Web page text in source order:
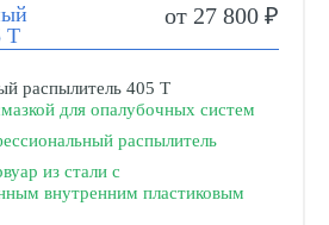
Т
от 27 800 ₽
для опалубочных систем
распылитель
из стали с
внутренним пластиковым